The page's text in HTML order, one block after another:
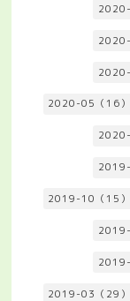
2020-05（16）
2019-10（15）
2019-03（29）